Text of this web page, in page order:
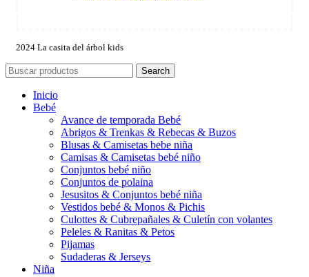
2024 La casita del árbol kids
Search
Inicio
Bebé
Avance de temporada Bebé
Abrigos & Trenkas & Rebecas & Buzos
Blusas & Camisetas bebe niña
Camisas & Camisetas bebé niño
Conjuntos bebé niño
Conjuntos de polaina
Jesusitos & Conjuntos bebé niña
Vestidos bebé & Monos & Pichis
Culottes & Cubrepañales & Culetín con volantes
Peleles & Ranitas & Petos
Pijamas
Sudaderas & Jerseys
Niña